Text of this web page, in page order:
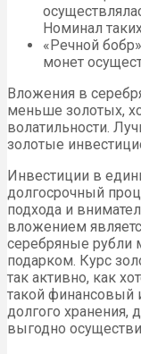
Номинал
«Речной
монет
Вложения в
меньше золотых,
волатильности.
золотые
Инвестиции в
долгосрочный
подхода и
вложением
серебряные рубли
подарком. Курс
так активно, как
такой финансовый
долгого хранения,
выгодно